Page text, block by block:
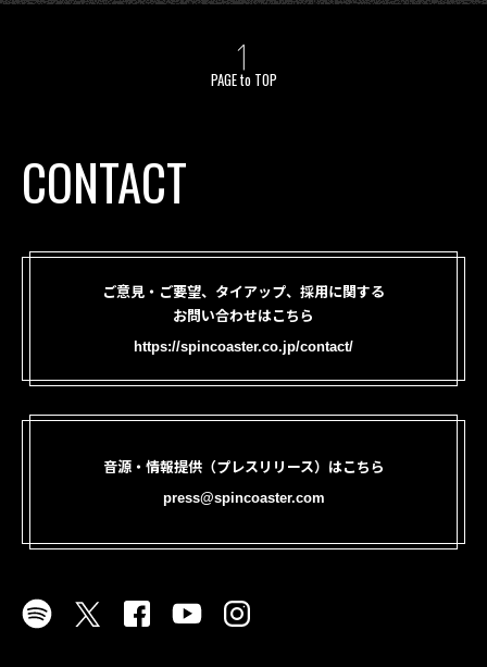
PAGE to TOP
CONTACT
ご意見・ご要望、タイアップ、採用に関する
お問い合わせはこちら
https://spincoaster.co.jp/contact/
音源・情報提供（プレスリリース）はこちら
press@spincoaster.com